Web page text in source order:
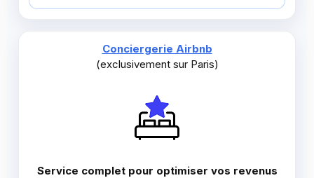
Conciergerie Airbnb
(exclusivement sur Paris)
Service complet pour optimiser vos revenus